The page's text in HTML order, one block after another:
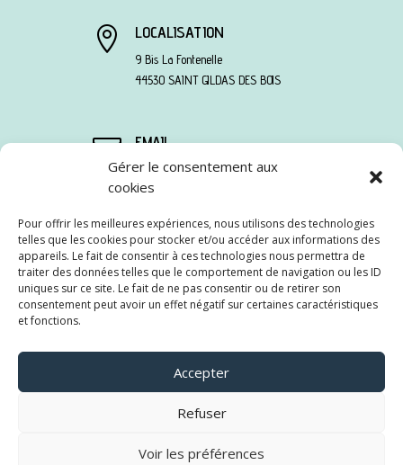
Gérer le consentement aux
cookies
Pour offrir les meilleures expériences, nous utilisons des technologies
telles que les cookies pour stocker et/ou accéder aux informations des
appareils. Le fait de consentir à ces technologies nous permettra de
traiter des données telles que le comportement de navigation ou les ID
uniques sur ce site. Le fait de ne pas consentir ou de retirer son
consentement peut avoir un effet négatif sur certaines caractéristiques
et fonctions.
Accepter
Refuser
Voir les préférences
 LOCALISATION
9 Bis La Fontenelle
44530 SAINT GILDAS DES BOIS
 EMAIL
sandra@tycoaching.fr

Suivre
Suivre
© Copyright 2022 TY COACHING –Mentions légales